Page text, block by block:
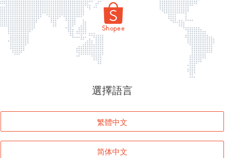
頁面無法顯示
登入
返回首頁
選擇語言
繁體中文
简体中文